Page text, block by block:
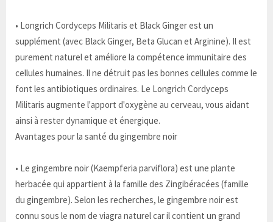
• Longrich Cordyceps Militaris et Black Ginger est un
supplément (avec Black Ginger, Beta Glucan et Arginine). Il est
purement naturel et améliore la compétence immunitaire des
cellules humaines. Il ne détruit pas les bonnes cellules comme le
font les antibiotiques ordinaires. Le Longrich Cordyceps
Militaris augmente l'apport d'oxygène au cerveau, vous aidant
ainsi à rester dynamique et énergique.
Avantages pour la santé du gingembre noir
• Le gingembre noir (Kaempferia parviflora) est une plante
herbacée qui appartient à la famille des Zingibéracées (famille
du gingembre). Selon les recherches, le gingembre noir est
connu sous le nom de viagra naturel car il contient un grand